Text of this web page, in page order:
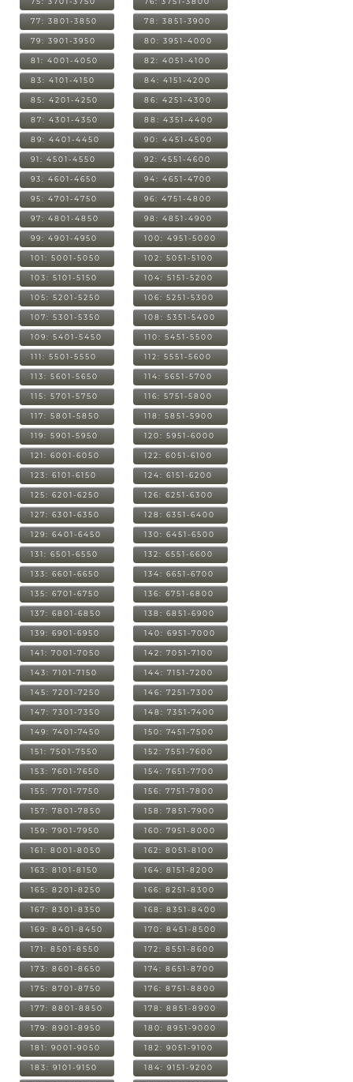
77: 3801-3850 78: 3851-3900
79: 3901-3950 80: 3951-4000
81: 4001-4050 82: 4051-4100
83: 4101-4150 84: 4151-4200
85: 4201-4250 86: 4251-4300
87: 4301-4350 88: 4351-4400
89: 4401-4450 90: 4451-4500
91: 4501-4550 92: 4551-4600
93: 4601-4650 94: 4651-4700
95: 4701-4750 96: 4751-4800
97: 4801-4850 98: 4851-4900
99: 4901-4950 100: 4951-5000
101: 5001-5050 102: 5051-5100
103: 5101-5150 104: 5151-5200
105: 5201-5250 106: 5251-5300
107: 5301-5350 108: 5351-5400
109: 5401-5450 110: 5451-5500
111: 5501-5550 112: 5551-5600
113: 5601-5650 114: 5651-5700
115: 5701-5750 116: 5751-5800
117: 5801-5850 118: 5851-5900
119: 5901-5950 120: 5951-6000
121: 6001-6050 122: 6051-6100
123: 6101-6150 124: 6151-6200
125: 6201-6250 126: 6251-6300
127: 6301-6350 128: 6351-6400
129: 6401-6450 130: 6451-6500
131: 6501-6550 132: 6551-6600
133: 6601-6650 134: 6651-6700
135: 6701-6750 136: 6751-6800
137: 6801-6850 138: 6851-6900
139: 6901-6950 140: 6951-7000
141: 7001-7050 142: 7051-7100
143: 7101-7150 144: 7151-7200
145: 7201-7250 146: 7251-7300
147: 7301-7350 148: 7351-7400
149: 7401-7450 150: 7451-7500
151: 7501-7550 152: 7551-7600
153: 7601-7650 154: 7651-7700
155: 7701-7750 156: 7751-7800
157: 7801-7850 158: 7851-7900
159: 7901-7950 160: 7951-8000
161: 8001-8050 162: 8051-8100
163: 8101-8150 164: 8151-8200
165: 8201-8250 166: 8251-8300
167: 8301-8350 168: 8351-8400
169: 8401-8450 170: 8451-8500
171: 8501-8550 172: 8551-8600
173: 8601-8650 174: 8651-8700
175: 8701-8750 176: 8751-8800
177: 8801-8850 178: 8851-8900
179: 8901-8950 180: 8951-9000
181: 9001-9050 182: 9051-9100
183: 9101-9150 184: 9151-9200